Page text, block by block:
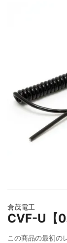
イメージギャラリ
倉茂電工
CVF-U【
この商品の最初の